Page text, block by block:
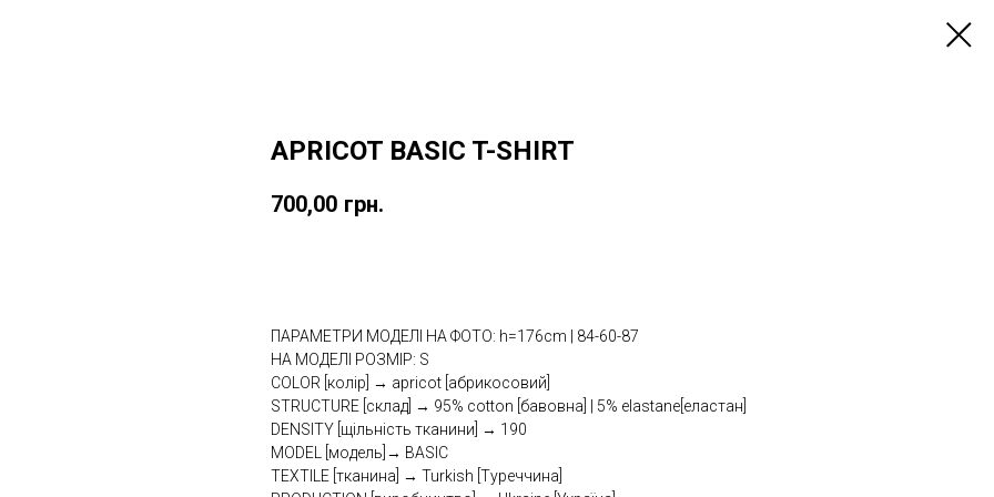
APRICOT BASIC T-SHIRT
700,00 грн.
ПАРАМЕТРИ МОДЕЛІ НА ФОТО: h=176cm | 84-60-87
НА МОДЕЛІ РОЗМІР: S
COLOR [колір] → apricot [абрикосовий]
STRUCTURE [склад] → 95% cotton [бавовна] | 5% elastane[еластан]
DENSITY [щільність тканини] → 190
MODEL [модель]→ BASIC
TEXTILE [тканина] → Turkish [Туреччина]